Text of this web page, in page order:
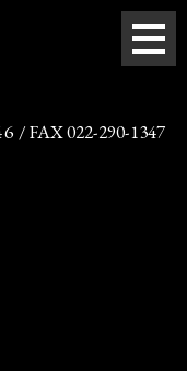
/ FAX 022-290-1347